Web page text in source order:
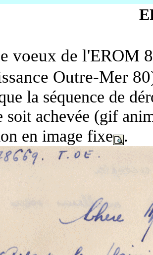
voeux de l'EROM
Outre-Mer
la séquence de
soit achevée (gif
en image fixe
.